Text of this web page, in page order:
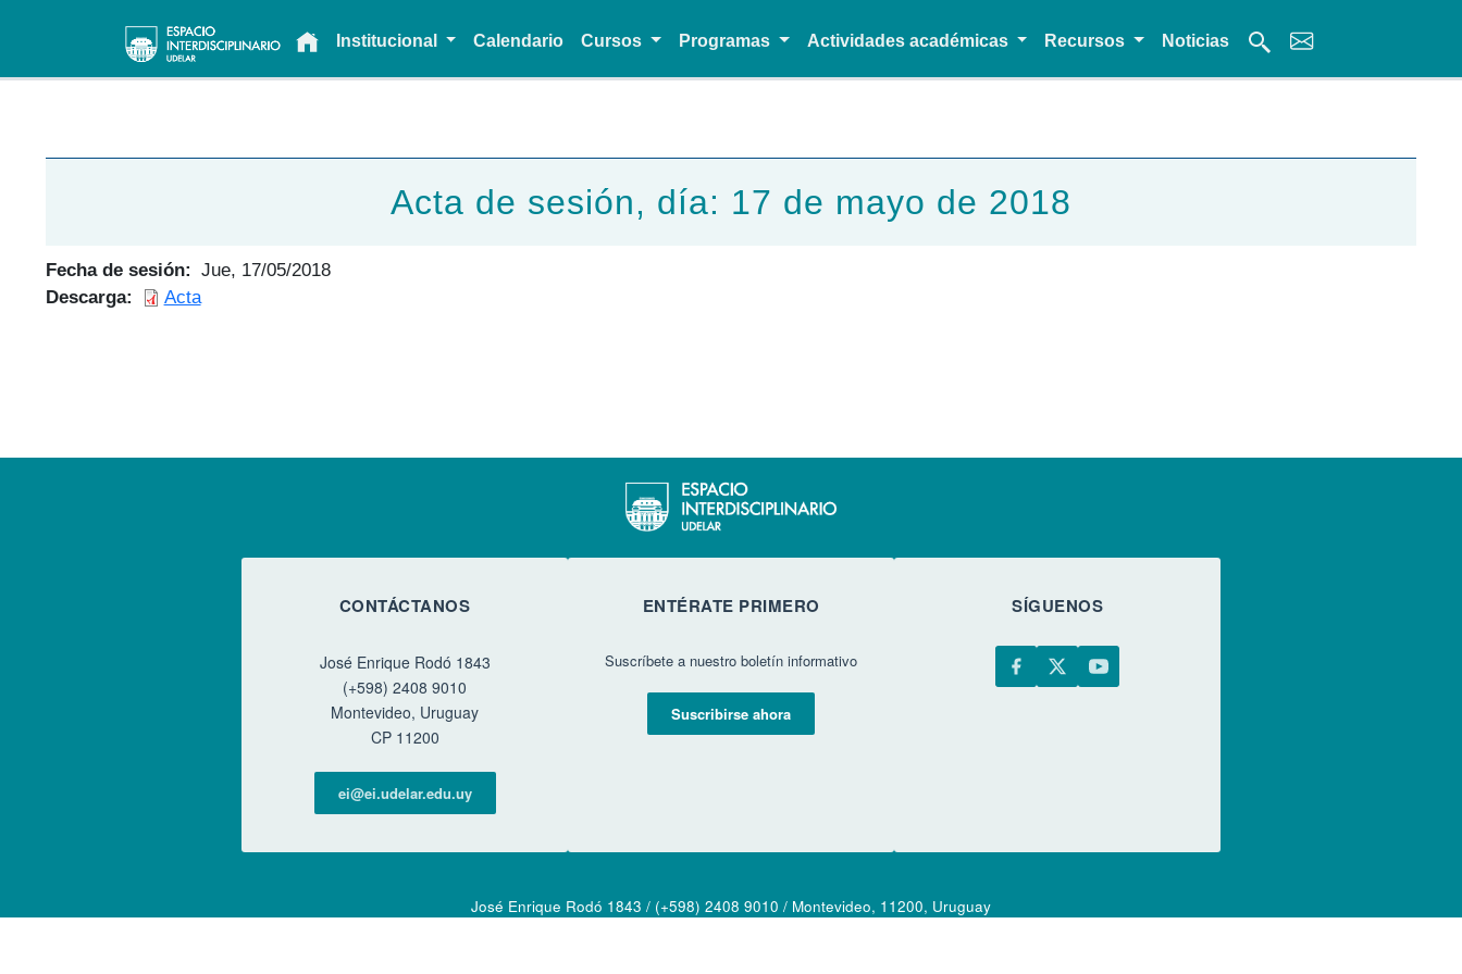
Main navigationInstitucional Calendario Cursos Programas Actividades académicas Recursos Noticias
Acta de sesión, día: 17 de mayo de 2018
Fecha de sesión
Jue, 17/05/2018
Descarga
Acta
CONTÁCTANOS
José Enrique Rodó 1843
(+598) 2408 9010
Montevideo, Uruguay
CP 11200
ei@ei.udelar.edu.uy
ENTÉRATE PRIMERO
Suscríbete a nuestro boletín informativo
Suscribirse ahora
SÍGUENOS
José Enrique Rodó 1843 / (+598) 2408 9010 / Montevideo, 11200, Uruguay